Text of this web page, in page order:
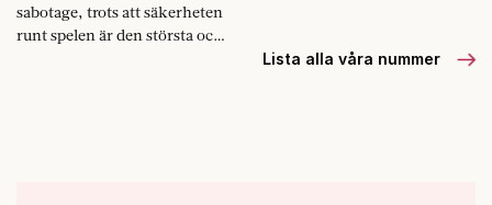
sabotage, trots att säkerheten
runt spelen är den största och
Lista alla våra nummer